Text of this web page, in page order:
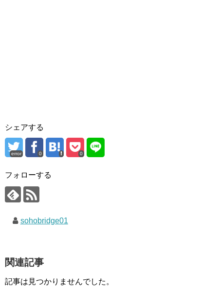
シェアする
error 0 0
フォローする
sohobridge01
関連記事
記事は見つかりませんでした。